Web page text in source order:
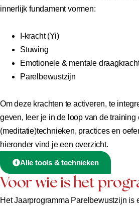
innerlijk fundament vormen:
I-kracht (Yi)
Stuwing
Emotionele & mentale
Parelbewustzijn
Om deze krachten te activeren, te
geven, leer je in de loop van de training
(meditatie)technieken, practices en
hieronder vind je een overzicht.
Alle tools & technieken
Voor wie is het
Het Jaarprogramma Parelbewustzijn is